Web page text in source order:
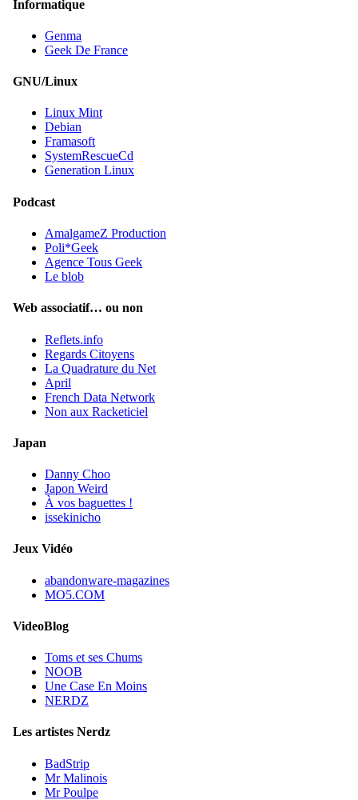
Informatique
Genma
Geek De France
GNU/Linux
Linux Mint
Debian
Framasoft
SystemRescueCd
Generation Linux
Podcast
AmalgameZ Production
Poli*Geek
Agence Tous Geek
Le blob
Web associatif… ou non
Reflets.info
Regards Citoyens
La Quadrature du Net
April
French Data Network
Non aux Racketiciel
Japan
Danny Choo
Japon Weird
À vos baguettes !
issekinicho
Jeux Vidéo
abandonware-magazines
MO5.COM
VideoBlog
Toms et ses Chums
NOOB
Une Case En Moins
NERDZ
Les artistes Nerdz
BadStrip
Mr Malinois
Mr Poulpe